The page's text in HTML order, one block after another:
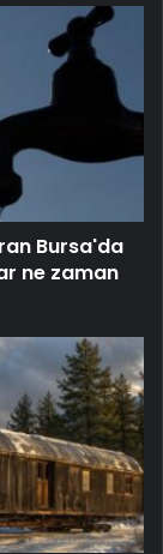
Bursa'da
ne zaman